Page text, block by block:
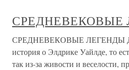
СРЕДНЕВЕКОВЫЕ
СРЕДНЕВЕКОВЫЕ ЛЕГЕНДЫ
история о Элдрике Уайлде, то
так из-за живости и веселости,